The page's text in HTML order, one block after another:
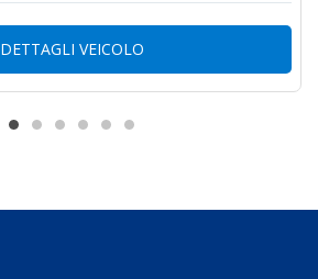
DETTAGLI VEICOLO